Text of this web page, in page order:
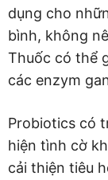
dụng cho
bình, không
Thuốc có thể
các enzym
Probiotics có
hiện tình cờ
cải thiện tiêu